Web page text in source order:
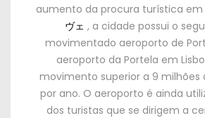
aumento da procura turística
ヴェ , a cidade possui o
movimentado aeroporto de
aeroporto da Portela em
movimento superior a 9 milhões
por ano. O aeroporto é ainda
dos turistas que se dirigem a